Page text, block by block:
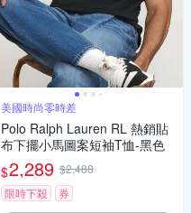
美國時尚零時差
Polo Ralph Lauren RL 熱銷貼
布下擺小馬圖案短袖T恤-黑色
$2,289 $2,488
限時下殺
券